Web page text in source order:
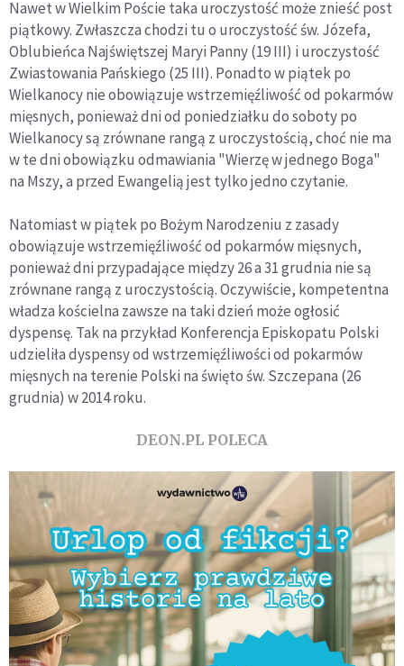
Nawet w Wielkim Poście taka uroczystość może znieść post
piątkowy. Zwłaszcza chodzi tu o uroczystość św. Józefa,
Oblubieńca Najświętszej Maryi Panny (19 III) i uroczystość
Zwiastowania Pańskiego (25 III). Ponadto w piątek po
Wielkanocy nie obowiązuje wstrzemięźliwość od pokarmów
mięsnych, ponieważ dni od poniedziałku do soboty po
Wielkanocy są zrównane rangą z uroczystością, choć nie ma
w te dni obowiązku odmawiania "Wierzę w jednego Boga"
na Mszy, a przed Ewangelią jest tylko jedno czytanie.
Natomiast w piątek po Bożym Narodzeniu z zasady
obowiązuje wstrzemięźliwość od pokarmów mięsnych,
ponieważ dni przypadające między 26 a 31 grudnia nie są
zrównane rangą z uroczystością. Oczywiście, kompetentna
władza kościelna zawsze na taki dzień może ogłosić
dyspensę. Tak na przykład Konferencja Episkopatu Polski
udzieliła dyspensy od wstrzemięźliwości od pokarmów
mięsnych na terenie Polski na święto św. Szczepana (26
grudnia) w 2014 roku.
DEON.PL POLECA